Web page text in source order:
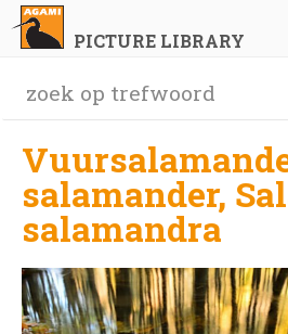
PICTURE LIBRARY
salamander,
salamandra